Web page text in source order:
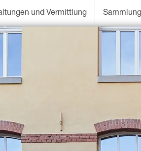
und Vermittlung Sammlung